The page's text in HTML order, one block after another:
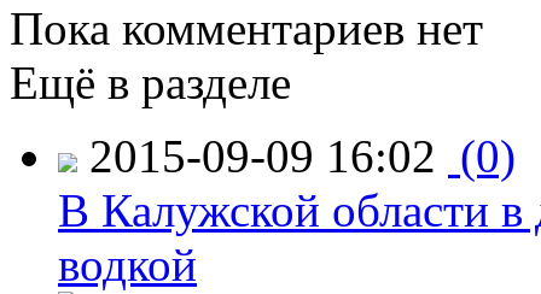
Пока комментариев нет
Ещё в разделе
2015-09-09 16:02 (0)
В Калужской области в
водкой